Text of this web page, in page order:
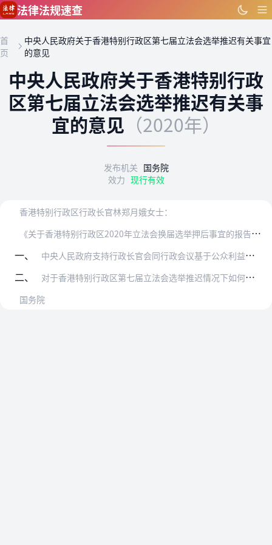
跳到主要内容
法律法规速查
首
页
中央人民政府关于香港特别行政区第七届立法会选举推迟有关事宜
的意见
中央人民政府关于香港特别行政
区第七届立法会选举推迟有关事
宜的意见 （2020年）
发布机关 国务院
效力 现行有效
香港特别行政区行政长官林郑月娥女士：
《
关于香港特别行政区2020年立法会换届选举押后事宜的报告》收悉。中央人民政府对近期香港特别行政区暴发的新一轮新冠肺炎疫情高度关注，将应香港特别行政区抗击疫情需…
一、
中央人民政府支持行政长官会同行政会议基于公众利益和香港实际情况，依法作出将香港特别行政区第七届立法会选举推迟一年的决定。
二、
对于香港特别行政区第七届立法会选举推迟情况下如何处理立法机关空缺的问题，中央人民政府将依法提请全国人民代表大会常务委员会作出决定。香港特别行政区应依法做好第七届…
国务院